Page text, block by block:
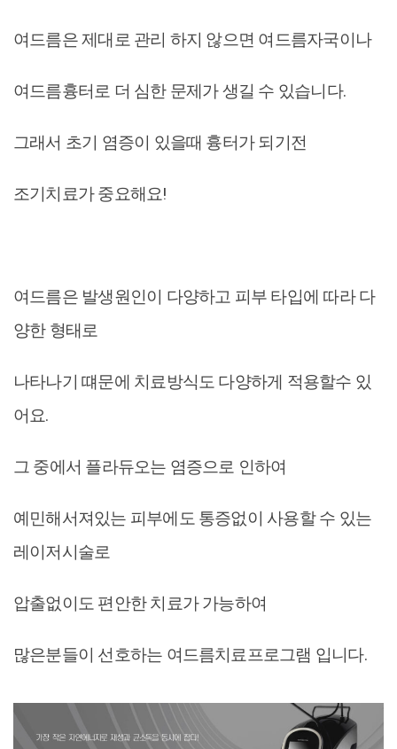
여드름은 제대로 관리 하지 않으면 여드름자국이나
여드름흉터로 더 심한 문제가 생길 수 있습니다.
그래서 초기 염증이 있을때 흉터가 되기전
조기치료가 중요해요!
여드름은 발생원인이 다양하고 피부 타입에 따라 다
양한 형태로
나타나기 떄문에 치료방식도 다양하게 적용할수 있
어요.
그 중에서 플라듀오는 염증으로 인하여
예민해서져있는 피부에도 통증없이 사용할 수 있는
레이저시술로
압출없이도 편안한 치료가 가능하여
많은분들이 선호하는 여드름치료프로그램 입니다.